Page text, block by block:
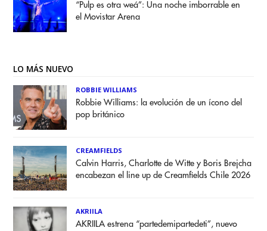
“Pulp es otra weá”: Una noche imborrable en
el Movistar Arena
LO MÁS NUEVO
ROBBIE WILLIAMS
Robbie Williams: la evolución de un ícono del
pop británico
CREAMFIELDS
Calvin Harris, Charlotte de Witte y Boris Brejcha
encabezan el line up de Creamfields Chile 2026
AKRIILA
AKRIILA estrena “partedemipartedeti”, nuevo